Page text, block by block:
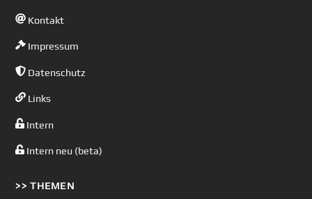
Kontakt
Impressum
Datenschutz
Links
Intern
Intern neu (beta)
>> THEMEN